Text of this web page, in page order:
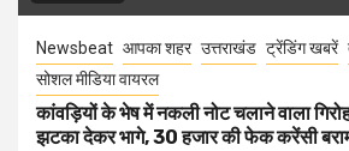
Newsbeat आपका शहर उत्तराखंड ट्रेंडिंग खबरें
सोशल मीडिया वायरल
कांवड़ियों के भेष में नकली नोट चलाने वाला
झटका देकर भागे, 30 हजार की फेक करेंसी